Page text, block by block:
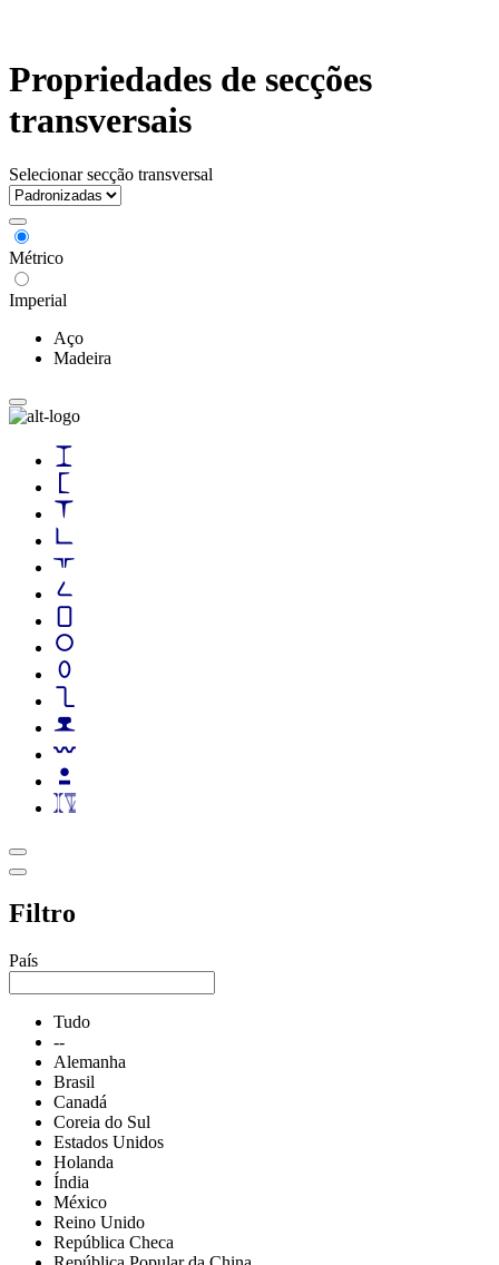
Propriedades de secções
transversais
Selecionar secção transversal
Métrico
Imperial
Aço
Madeira
Filtro
País
Tudo
--
Alemanha
Brasil
Canadá
Coreia do Sul
Estados Unidos
Holanda
Índia
México
Reino Unido
República Checa